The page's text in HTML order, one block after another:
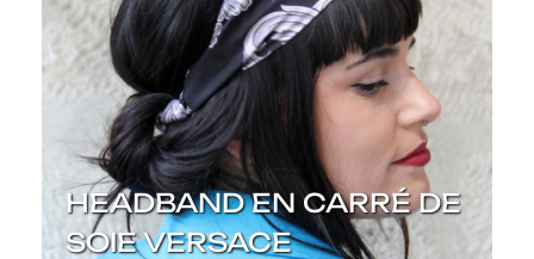
HEADBAND EN CARRÉ DE
SOIE VERSACE